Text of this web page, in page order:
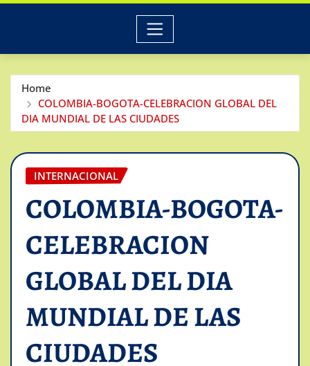
Home
COLOMBIA-BOGOTA-CELEBRACION GLOBAL DEL
DIA MUNDIAL DE LAS CIUDADES
INTERNACIONAL
COLOMBIA-BOGOTA-
CELEBRACION
GLOBAL DEL DIA
MUNDIAL DE LAS
CIUDADES